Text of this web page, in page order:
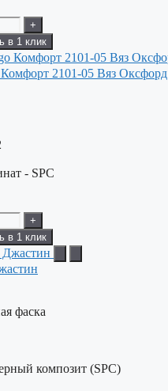
+
в 1 клик
2101-05 Вяз Оксфорд
- SPC
+
в 1 клик
фаска
композит (SPC)